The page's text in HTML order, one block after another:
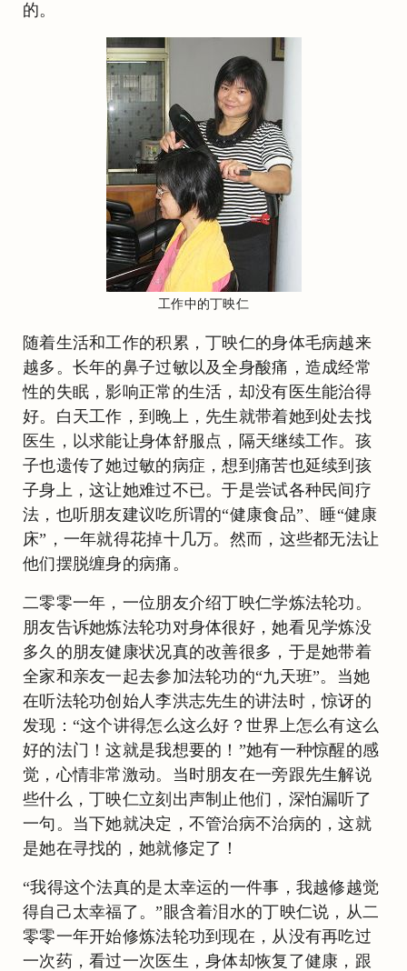
的。
工作中的丁映仁
随着生活和工作的积累，丁映仁的身体毛病越来
越多。长年的鼻子过敏以及全身酸痛，造成经常
性的失眠，影响正常的生活，却没有医生能治得
好。白天工作，到晚上，先生就带着她到处去找
医生，以求能让身体舒服点，隔天继续工作。孩
子也遗传了她过敏的病症，想到痛苦也延续到孩
子身上，这让她难过不已。于是尝试各种民间疗
法，也听朋友建议吃所谓的“健康食品”、睡“健康
床”，一年就得花掉十几万。然而，这些都无法让
他们摆脱缠身的病痛。
二零零一年，一位朋友介绍丁映仁学炼法轮功。
朋友告诉她炼法轮功对身体很好，她看见学炼没
多久的朋友健康状况真的改善很多，于是她带着
全家和亲友一起去参加法轮功的“九天班”。当她
在听法轮功创始人李洪志先生的讲法时，惊讶的
发现：“这个讲得怎么这么好？世界上怎么有这么
好的法门！这就是我想要的！”她有一种惊醒的感
觉，心情非常激动。当时朋友在一旁跟先生解说
些什么，丁映仁立刻出声制止他们，深怕漏听了
一句。当下她就决定，不管治病不治病的，这就
是她在寻找的，她就修定了！
“我得这个法真的是太幸运的一件事，我越修越觉
得自己太幸福了。”眼含着泪水的丁映仁说，从二
零零一年开始修炼法轮功到现在，从没有再吃过
一次药，看过一次医生，身体却恢复了健康，跟